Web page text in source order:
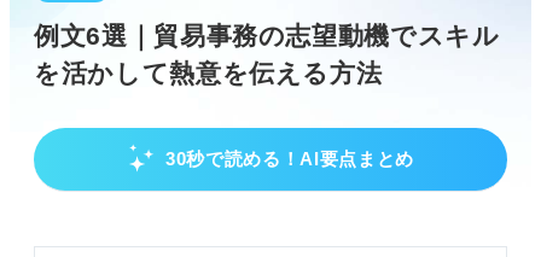
例文6選｜貿易事務の志望動機でスキル
を活かして熱意を伝える方法
30秒で読める！AI要点まとめ
貿易事務の仕事理解と求められるスキル・特性